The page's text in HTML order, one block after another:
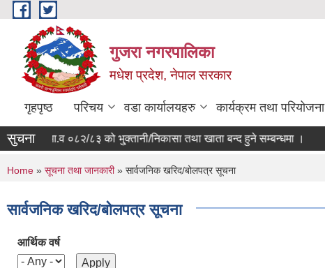
Skip to main content
गुजरा नगरपालिका
मधेश प्रदेश, नेपाल सरकार
गृहपृष्ठ परिचय वडा कार्यालयहरु कार्यक्रम तथा परियोजना
सुचनाआ.व ०८२/८३ को भु्क्तानी/निकासा तथा खाता बन्द हुने सम्बन्धमा ।
You are here
Home » सूचना तथा जानकारी» सार्वजनिक खरिद/बोलपत्र सूचना
सार्वजनिक खरिद/बोलपत्र सूचना
आर्थिक वर्ष